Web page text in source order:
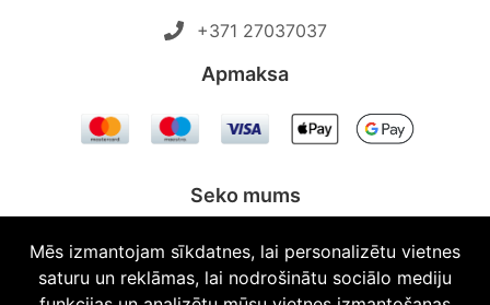
+371 27037037‬
Apmaksa
Seko mums
Mēs izmantojam sīkdatnes, lai personalizētu vietnes
saturu un reklāmas, lai nodrošinātu sociālo mediju